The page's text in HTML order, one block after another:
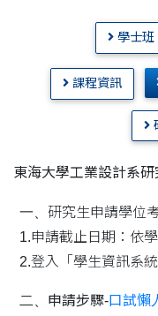
學士班
課程資訊
東海大學工業設計系
一、 研究生申請學位
1.申請截止日期：依
2.登入「學生資訊系
二、 申請步驟-口試懶